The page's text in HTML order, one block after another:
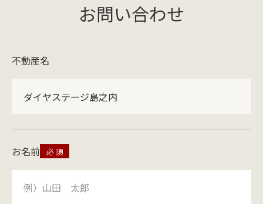
お問い合わせ
不動産名
ダイヤステージ島之内
お名前